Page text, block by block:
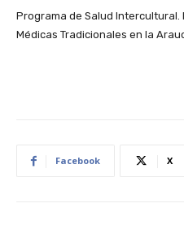
Programa de Salud
Médicas Tradicionales en la
Facebook X